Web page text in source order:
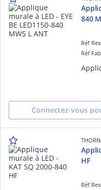
840
Réf
Réf
Connectez-vous
THORN
HF
Réf